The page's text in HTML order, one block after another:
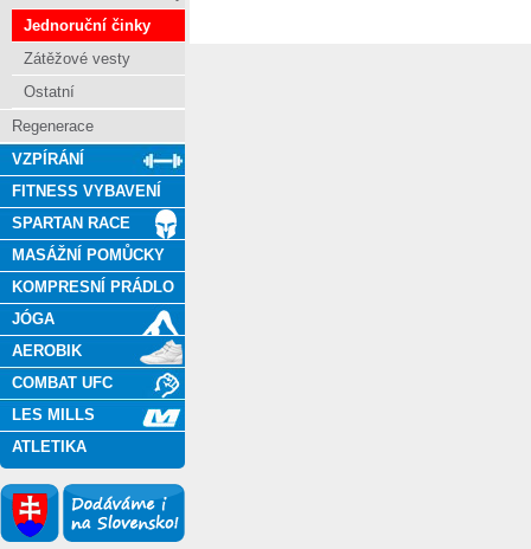
Jednoruční činky
Zátěžové vesty
Ostatní
Regenerace
VZPÍRÁNÍ
FITNESS VYBAVENÍ
SPARTAN RACE
MASÁŽNÍ POMŮCKY
KOMPRESNÍ PRÁDLO
JÓGA
AEROBIK
COMBAT UFC
LES MILLS
ATLETIKA